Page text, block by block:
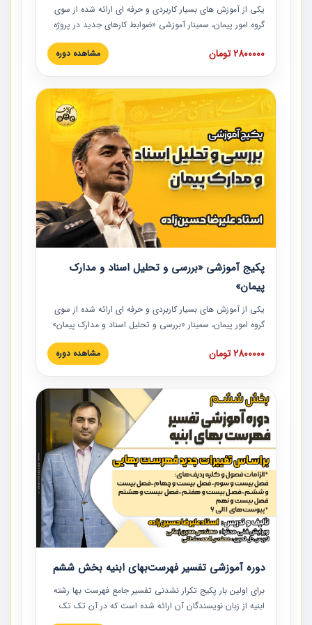
یکی از آموزش‏‏‏‏‏‏ های بسیار کاربردی و حرفه‏ ای ارائه شده از سوی
گروه امور پیمان، سمینار آموزشی «ضوابط کارهای جدید در پروژه
های عمرانی» چالش ها، تخلفات و راه حل ها با نگرش قراردادی
است که در محل سندیکای شرکت های ساختمانی کشور ارائه شد.
مدارک پیمان به همراه تجربیات عملی ارائه شده است.
2800000 تومان مشاهده دوره
پکیج آموزشی «بررسی و تحلیل اسناد و مدارک
پیمان»
یکی از آموزش‏‏‏‏‏‏ های بسیار کاربردی و حرفه‏ ای ارائه شده از سوی
گروه امور پیمان، سمینار «بررسی و تحلیل اسناد و مدارک پیمان»
است که در دانشگاه صنعتی شریف ارائه شد. در این آموزش
نکات کلیدی مربوط به اسناد و مدارک پیمان، اولویت بندی اسناد
پیمان به همراه تجربیات عملی در این خصوص ارائه شده است.
2800000 تومان مشاهده دوره
دوره آموزشی تفسیر فهرست‌بهای ابنیه بخش ششم
برای اولین بار پکیج تکرار نشدنی تفسیر جامع فهرست بها رشته
ابنیه از زبان نویسندگان آن ارائه شده است که در آن تک تک
ردیف ها و مطالب فهرست بها تفسیر و ارائه شده است. این